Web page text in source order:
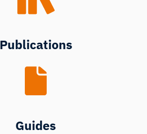
Publications
Guides